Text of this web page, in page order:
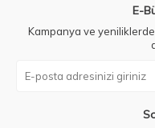
E-
Kampanya ve